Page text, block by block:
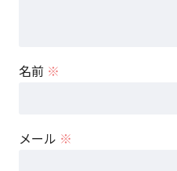
名前 ※
メール ※